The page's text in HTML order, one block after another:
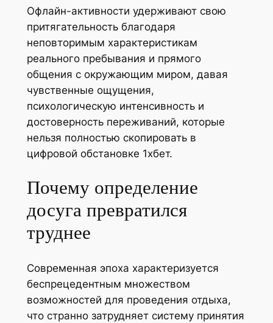
Офлайн-активности удерживают свою
притягательность благодаря
неповторимым характеристикам
реального пребывания и прямого
общения с окружающим миром, давая
чувственные ощущения,
психологическую интенсивность и
достоверность переживаний, которые
нельзя полностью скопировать в
цифровой обстановке 1хбет.
Почему определение
досуга превратился
труднее
Современная эпоха характеризуется
беспрецедентным множеством
возможностей для проведения отдыха,
что странно затрудняет систему принятия